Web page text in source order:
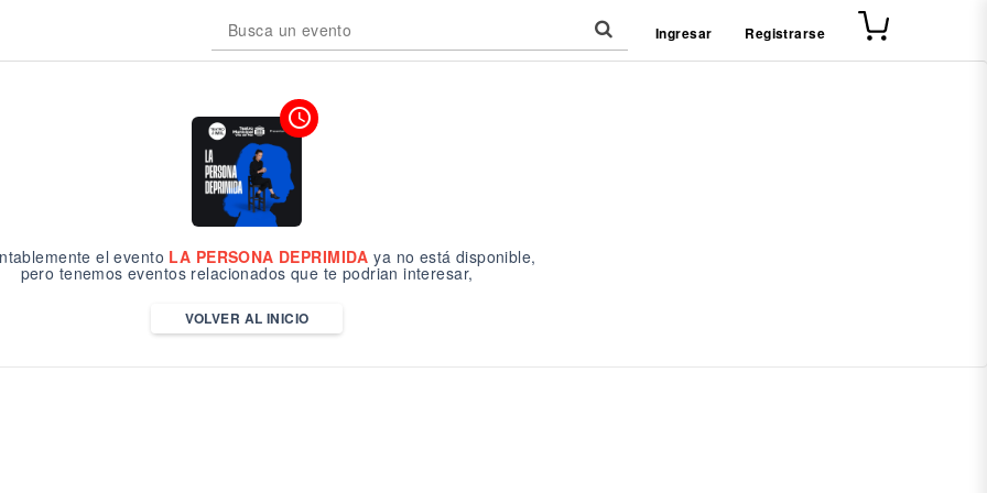
Ingresar Registrarse
Busca un evento
access_time
el evento LA PERSONA DEPRIMIDA ya no está disponible,
pero tenemos eventos relacionados que te podrian interesar,
VOLVER AL INICIO